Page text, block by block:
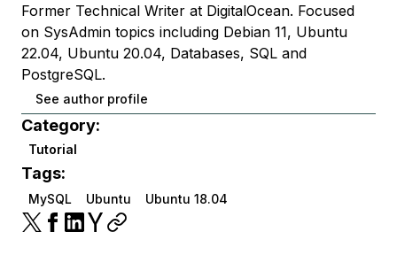
Former Technical Writer at DigitalOcean. Focused
on SysAdmin topics including Debian 11, Ubuntu
22.04, Ubuntu 20.04, Databases, SQL and
PostgreSQL.
See author profile
Category:
Tutorial
Tags:
MySQL Ubuntu Ubuntu 18.04